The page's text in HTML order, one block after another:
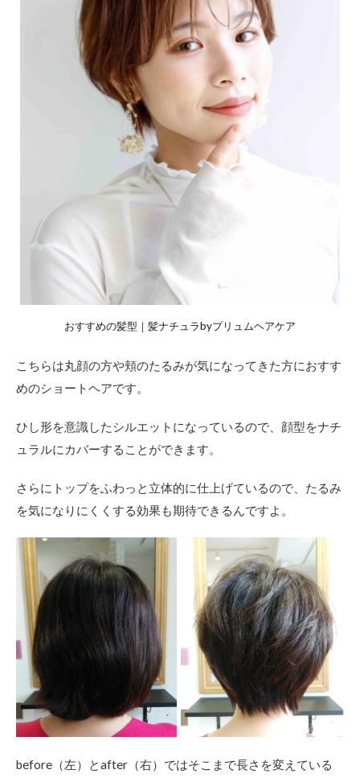
おすすめの髪型｜髪ナチュラbyプリュムヘアケア
こちらは丸顔の方や頬のたるみが気になってきた方におすす
めのショートヘアです。
ひし形を意識したシルエットになっているので、顔型をナチ
ュラルにカバーすることができます。
さらにトップをふわっと立体的に仕上げているので、たるみ
を気になりにくくする効果も期待できるんですよ。
before（左）とafter（右）ではそこまで長さを変えている